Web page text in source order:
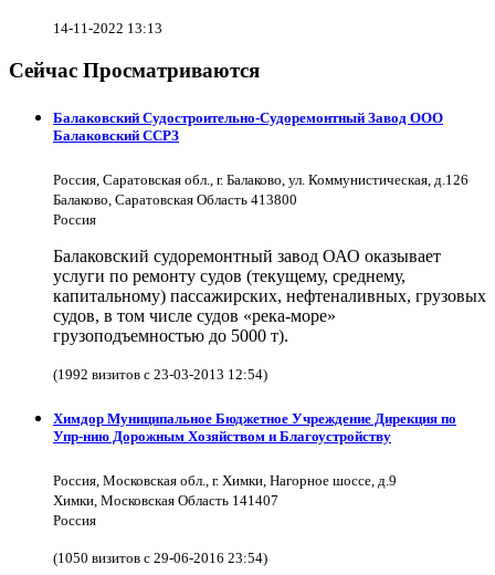
14-11-2022 13:13
Сейчас Просматриваются
Балаковский Судостроительно-Судоремонтный Завод ООО
Балаковский ССРЗ
Россия, Саратовская обл., г. Балаково, ул. Коммунистическая, д.126
Балаково, Саратовская Область 413800
Россия
Балаковский судоремонтный завод ОАО оказывает
услуги по ремонту судов (текущему, среднему,
капитальному) пассажирских, нефтеналивных, грузовых
судов, в том числе судов «река-море»
грузоподъемностью до 5000 т).
(1992 визитов с 23-03-2013 12:54)
Химдор Муниципальное Бюджетное Учреждение Дирекция по
Упр-нию Дорожным Хозяйством и Благоустройству
Россия, Московская обл., г. Химки, Нагорное шоссе, д.9
Химки, Московская Область 141407
Россия
(1050 визитов с 29-06-2016 23:54)